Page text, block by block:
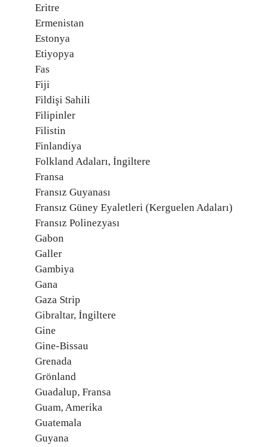
Eritre
Ermenistan
Estonya
Etiyopya
Fas
Fiji
Fildişi Sahili
Filipinler
Filistin
Finlandiya
Folkland Adaları, İngiltere
Fransa
Fransız Guyanası
Fransız Güney Eyaletleri (Kerguelen Adaları)
Fransız Polinezyası
Gabon
Galler
Gambiya
Gana
Gaza Strip
Gibraltar, İngiltere
Gine
Gine-Bissau
Grenada
Grönland
Guadalup, Fransa
Guam, Amerika
Guatemala
Guyana